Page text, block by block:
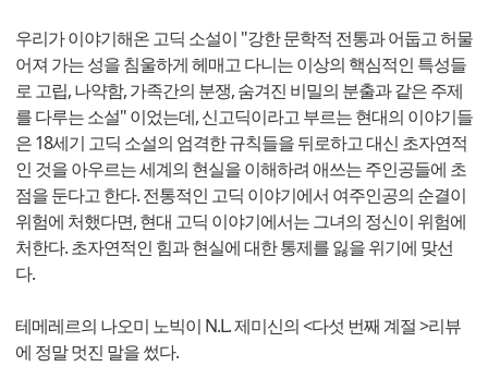
우리가 이야기해온 고딕 소설이 "강한 문학적 전통과 어둡고 허물
어져 가는 성을 침울하게 헤매고 다니는 이상의 핵심적인 특성들
로 고립, 나약함, 가족간의 분쟁, 숨겨진 비밀의 분출과 같은 주제
를 다루는 소설" 이었는데, 신고딕이라고 부르는 현대의 이야기들
은 18세기 고딕 소설의 엄격한 규칙들을 뒤로하고 대신 초자연적
인 것을 아우르는 세계의 현실을 이해하려 애쓰는 주인공들에 초
점을 둔다고 한다. 전통적인 고딕 이야기에서 여주인공의 순결이
위험에 처했다면, 현대 고딕 이야기에서는 그녀의 정신이 위험에
처한다. 초자연적인 힘과 현실에 대한 통제를 잃을 위기에 맞선
다.
테메레르의 나오미 노빅이 N.L. 제미신의 <다섯 번째 계절 >리뷰
에 정말 멋진 말을 썼다.